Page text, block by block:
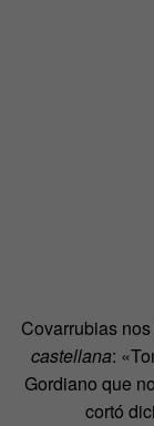
Covarrubias
castellana:
Gordiano que
cortó